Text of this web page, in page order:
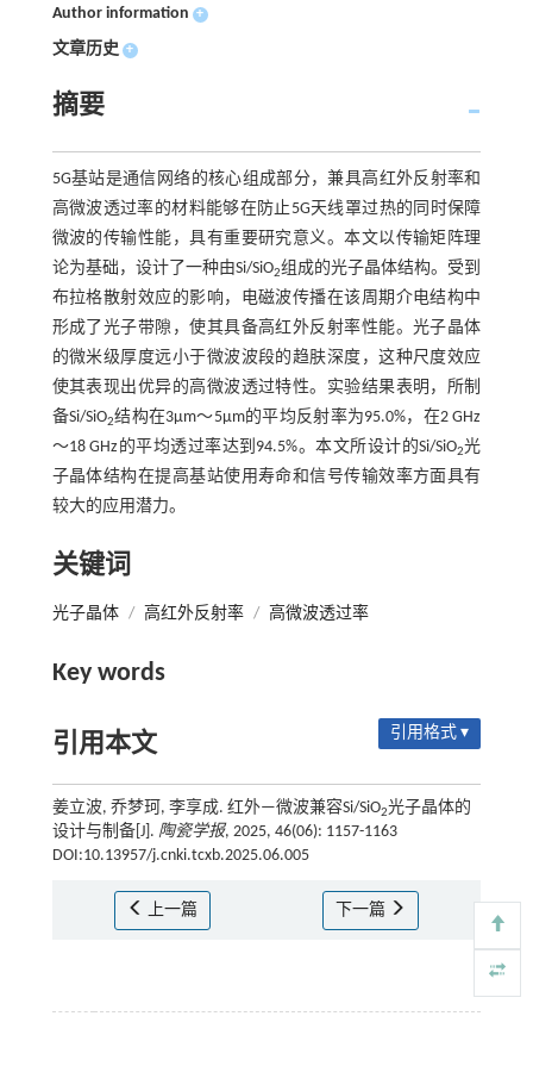
Author information +
文章历史 +
摘要
5G基站是通信网络的核心组成部分，兼具高红外反射率和
高微波透过率的材料能够在防止5G天线罩过热的同时保障
微波的传输性能，具有重要研究意义。本文以传输矩阵理
论为基础，设计了一种由Si/SiO2组成的光子晶体结构。受到
布拉格散射效应的影响，电磁波传播在该周期介电结构中
形成了光子带隙，使其具备高红外反射率性能。光子晶体
的微米级厚度远小于微波波段的趋肤深度，这种尺度效应
使其表现出优异的高微波透过特性。实验结果表明，所制
备Si/SiO2结构在3µm～5µm的平均反射率为95.0%，在2 GHz
～18 GHz的平均透过率达到94.5%。本文所设计的Si/SiO2光
子晶体结构在提高基站使用寿命和信号传输效率方面具有
较大的应用潜力。
关键词
光子晶体 / 高红外反射率 / 高微波透过率
Key words
引用本文 引用格式 ▾
姜立波, 乔梦珂, 李享成. 红外—微波兼容Si/SiO2光子晶体的
设计与制备[J]. 陶瓷学报, 2025, 46(06): 1157-1163
DOI:10.13957/j.cnki.tcxb.2025.06.005
上一篇 下一篇